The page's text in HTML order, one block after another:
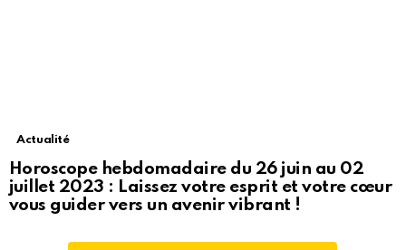
Actualité
Horoscope hebdomadaire du 26 juin au 02
juillet 2023 : Laissez votre esprit et votre cœur
vous guider vers un avenir vibrant !